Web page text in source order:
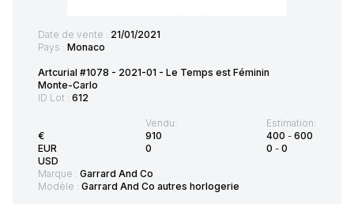
Date de vente : 21/01/2021
Pays : Monaco
Artcurial #1078 - 2021-01 - Le Temps est Féminin
Monte-Carlo
ID Lot : 612
€
EUR
USD
Vendu:
910
0
Estimation:
400 - 600
0 - 0
Marque : Garrard And Co
Modèle : Garrard And Co autres horlogerie